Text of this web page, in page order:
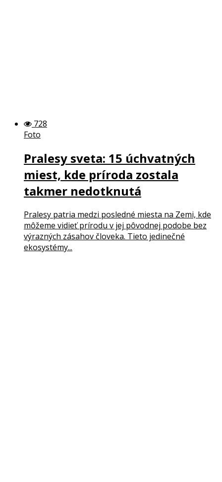
728
Foto
Pralesy sveta: 15 úchvatných
miest, kde príroda zostala
takmer nedotknutá
Pralesy patria medzi posledné miesta na Zemi, kde
môžeme vidieť prírodu v jej pôvodnej podobe bez
výrazných zásahov človeka. Tieto jedinečné
ekosystémy...